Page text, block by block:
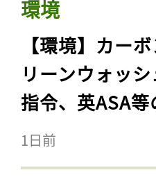
環境
【環境】カー
リーンウォッ
指令、英ASA
1日前